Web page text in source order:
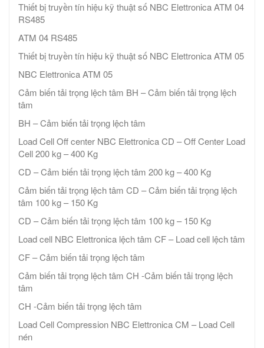
Thiết bị truyền tín hiệu kỹ thuật số NBC Elettronica ATM 04
RS485
ATM 04 RS485
Thiết bị truyền tín hiệu kỹ thuật số NBC Elettronica ATM 05
NBC Elettronica ATM 05
Cảm biến tải trọng lệch tâm BH – Cảm biến tải trọng lệch
tâm
BH – Cảm biến tải trọng lệch tâm
Load Cell Off center NBC Elettronica CD – Off Center Load
Cell 200 kg – 400 Kg
CD – Cảm biến tải trọng lệch tâm 200 kg – 400 Kg
Cảm biến tải trọng lệch tâm CD – Cảm biến tải trọng lệch
tâm 100 kg – 150 Kg
CD – Cảm biến tải trọng lệch tâm 100 kg – 150 Kg
Load cell NBC Elettronica lệch tâm CF – Load cell lệch tâm
CF – Cảm biến tải trọng lệch tâm
Cảm biến tải trọng lệch tâm CH -Cảm biến tải trọng lệch
tâm
CH -Cảm biến tải trọng lệch tâm
Load Cell Compression NBC Elettronica CM – Load Cell
nén